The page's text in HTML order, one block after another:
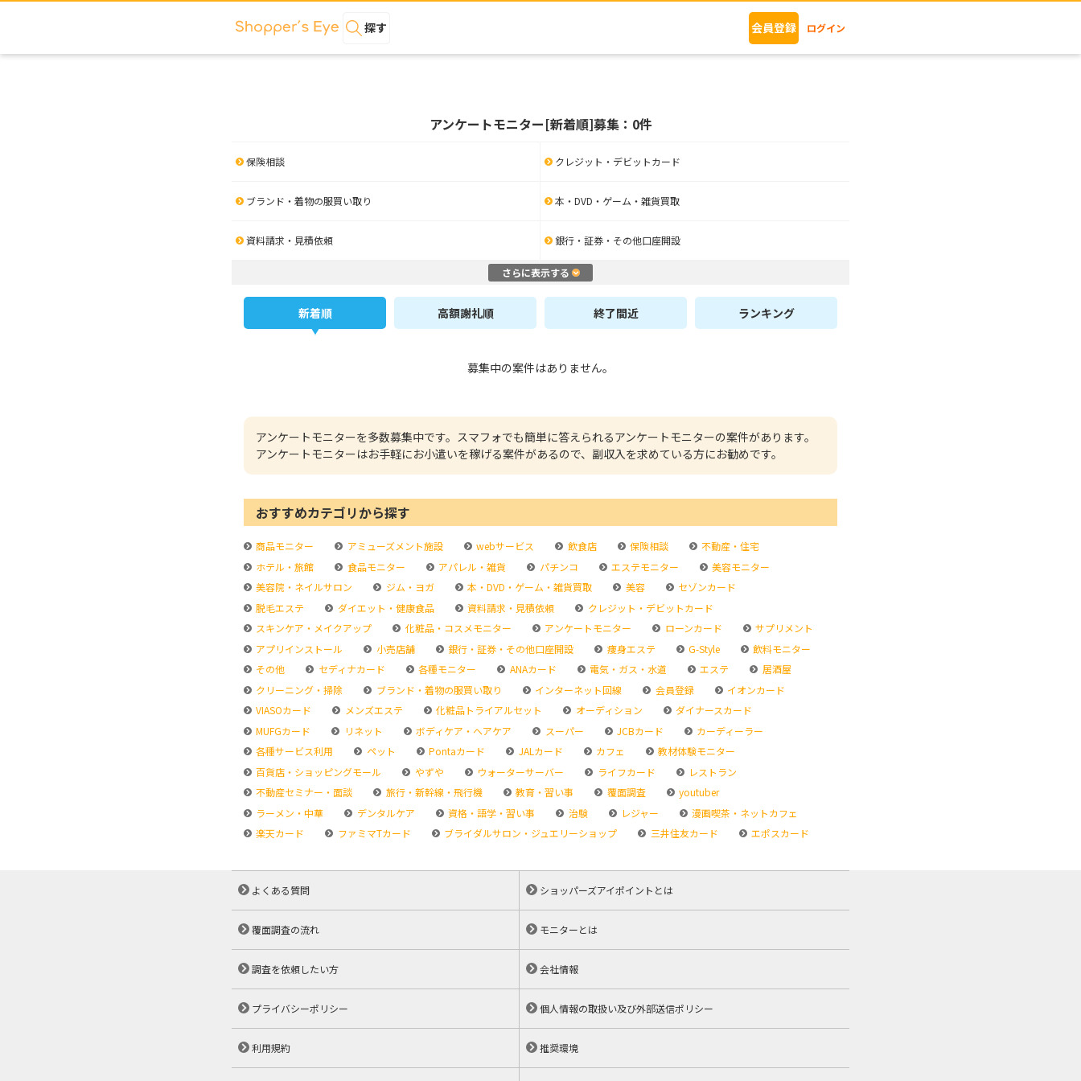
探す 会員登録 ログイン
アンケートモニター[新着順]募集：0件
保険相談 クレジット・デビットカード
ブランド・着物の服買い取り 本・DVD・ゲーム・雑貨買取
資料請求・見積依頼 銀行・証券・その他口座開設
さらに表示する
新着順 高額謝礼順 終了間近 ランキング
募集中の案件はありません。
アンケートモニターを多数募集中です。スマフォでも簡単に答えられるアンケートモニターの案件があります。
アンケートモニターはお手軽にお小遣いを稼げる案件があるので、副収入を求めている方にお勧めです。
おすすめカテゴリから探す
商品モニター アミューズメント施設 webサービス 飲食店 保険相談
不動産・住宅
ホテル・旅館
食品モニター アパレル・雑貨 パチンコ エステモニター
美容モニター
美容院・ネイルサロン
ジム・ヨガ 本・DVD・ゲーム・雑貨買取 美容
セゾンカード
脱毛エステ
ダイエット・健康食品 資料請求・見積依頼
クレジット・デビットカード
スキンケア・メイクアップ
化粧品・コスメモニター アンケートモニター ローンカード
サプリメント
アプリインストール
小売店舗 銀行・証券・その他口座開設 痩身エステ G-Style
飲料モニター
その他
セディナカード 各種モニター ANAカード 電気・ガス・水道 エステ
居酒屋
クリーニング・掃除
ブランド・着物の服買い取り インターネット回線 会員登録
イオンカード
VIASOカード
メンズエステ 化粧品トライアルセット オーディション
ダイナースカード
MUFGカード
リネット ボディケア・ヘアケア スーパー JCBカード
カーディーラー
各種サービス利用
ペット Pontaカード JALカード カフェ
教材体験モニター
百貨店・ショッピングモール
やずや ウォーターサーバー ライフカード
レストラン
不動産セミナー・面談
旅行・新幹線・飛行機 教育・習い事 覆面調査
youtuber
ラーメン・中華
デンタルケア 資格・語学・習い事 治験 レジャー
漫画喫茶・ネットカフェ
楽天カード
ファミマTカード ブライダルサロン・ジュエリーショップ 三井住友カード エポスカード
よくある質問 ショッパーズアイポイントとは
覆面調査の流れ モニターとは
調査を依頼したい方 会社情報
プライバシーポリシー 個人情報の取扱い及び外部送信ポリシー
利用規約 推奨環境